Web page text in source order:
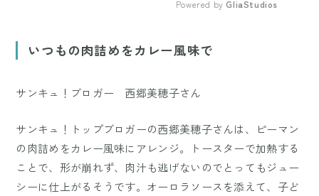
Powered by GliaStudios
いつもの肉詰めをカレー風味で
サンキュ！ブロガー 西郷美穂子さん
サンキュ！トップブロガーの西郷美穂子さんは、ピーマン
の肉詰めをカレー風味にアレンジ。トースターで加熱する
ことで、形が崩れず、肉汁も逃げないのでとってもジュー
シーに仕上がるそうです。オーロラソースを添えて、子ど